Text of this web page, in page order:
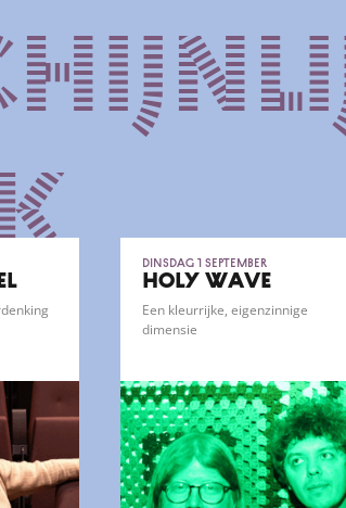
dinsdag 1 september
HOLY WAVE
Een kleurrijke, eigenzinnige
dimensie